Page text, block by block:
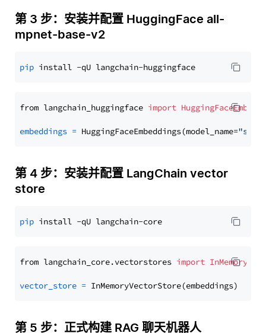
第 3 步：安装并配置 HuggingFace all-
mpnet-base-v2
pip
from langchain_huggingface import
embeddings = HuggingFaceEmbeddings(model_name=
第 4 步：安装并配置 LangChain vector
store
pip
from langchain_core.vectorstores import
vector_store =
第 5 步：正式构建 RAG 聊天机器人